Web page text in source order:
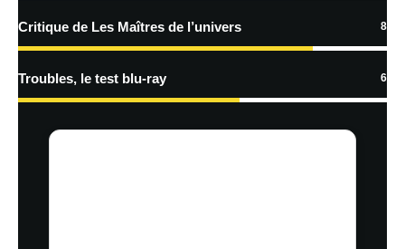
Critique de Les Maîtres de l’univers 8
Troubles, le test blu-ray 6